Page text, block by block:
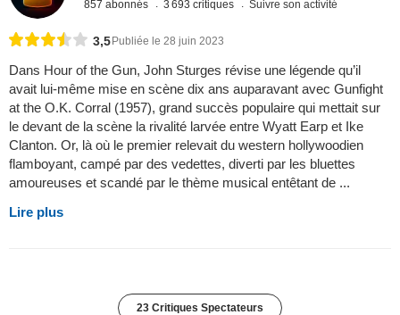
857 abonnés 3 693 critiques Suivre son activité
3,5Publiée le 28 juin 2023
Dans Hour of the Gun, John Sturges révise une légende qu’il
avait lui-même mise en scène dix ans auparavant avec Gunfight
at the O.K. Corral (1957), grand succès populaire qui mettait sur
le devant de la scène la rivalité larvée entre Wyatt Earp et Ike
Clanton. Or, là où le premier relevait du western hollywoodien
flamboyant, campé par des vedettes, diverti par les bluettes
amoureuses et scandé par le thème musical entêtant de ...
Lire plus
23 Critiques Spectateurs